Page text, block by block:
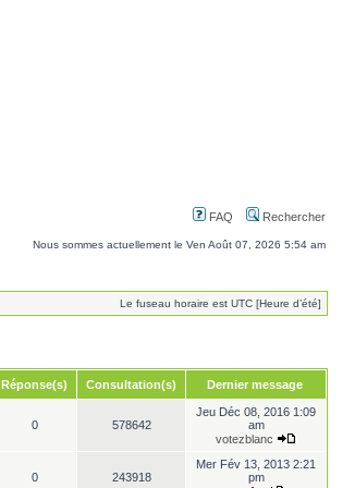
FAQ Rechercher
Nous sommes actuellement le Ven Août 07, 2026 5:54 am
Le fuseau horaire est UTC [Heure d’été]
Réponse(s) Consultation(s) Dernier message
0 578642
Jeu Déc 08, 2016 1:09
am
votezblanc
0 243918
Mer Fév 13, 2013 2:21
pm